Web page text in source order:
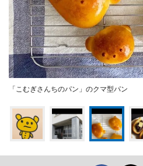
「こむぎさんちのパン」のクマ型パン